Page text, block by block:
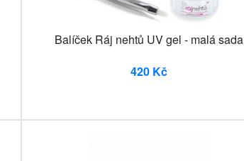
Balíček Ráj nehtů UV gel - malá sada
420 Kč